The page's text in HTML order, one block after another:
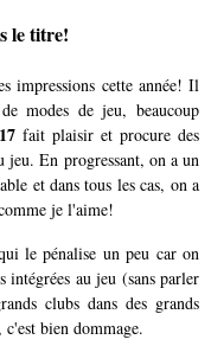
le titre!
impressions cette année! Il
modes de jeu, beaucoup
fait plaisir et procure des
jeu. En progressant, on a un
et dans tous les cas, on a
je l'aime!
le pénalise un peu car on
intégrées au jeu (sans parler
clubs dans des grands
c'est bien dommage.